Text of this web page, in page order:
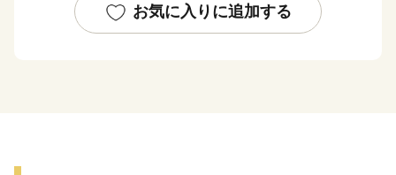
町のシンボルは、日本ジオパークにも認定された名峰
「鳥海山」
お気に入りに追加する